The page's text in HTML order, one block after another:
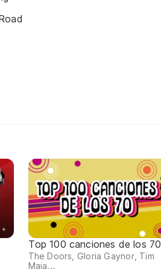
Top 100 canciones de los 70
The Doors, Gloria Gaynor, Tim
Maia...